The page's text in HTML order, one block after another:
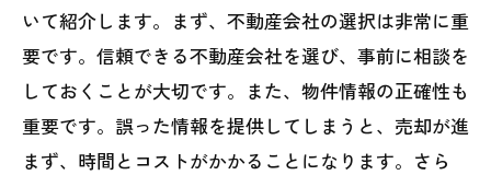
いて紹介します。まず、不動産会社の選択は非常に重
要です。信頼できる不動産会社を選び、事前に相談を
しておくことが大切です。また、物件情報の正確性も
重要です。誤った情報を提供してしまうと、売却が進
まず、時間とコストがかかることになります。さら